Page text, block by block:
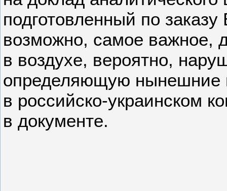
подготовленный по
возможно, самое важное,
в воздухе, вероятно,
определяющую нынешние
в российско-украинском
в документе.